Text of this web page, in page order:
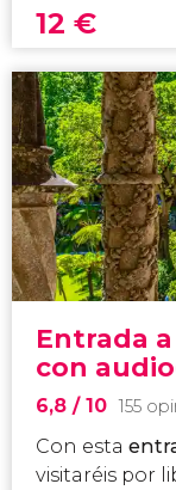
12 €
Entrada
con
6,8 / 10 155
Con esta
visitaréis por